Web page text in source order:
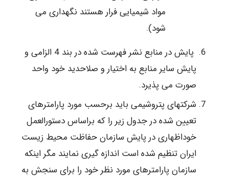
مواد شیمیایی فرار هستند نگهداری می
شود).
پایش در منابع نشر فهرست شده در بند 4 الزامی و
پایش سایر منابع به اختیار و صلاحدید خود واحد
صورت می پذیرد.
شرکتهای پتروشیمی باید برحسب مورد پارامترهای
تعیین شده در جدول زیر را که براساس دستورالعمل
خوداظهاری در پایش سازمان حفاظت محیط زیست
ایران تنظیم شده است اندازه گیری نمایند مگر اینکه
سازمان پارامترهای مورد نظر خود را برای سنجش به